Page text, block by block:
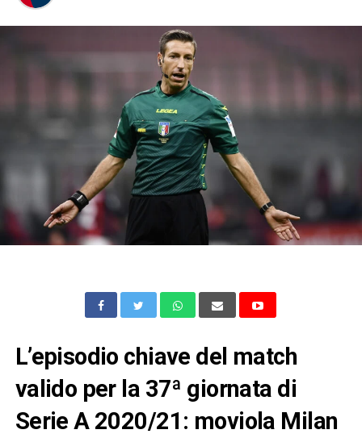
L’episodio chiave del match
valido per la 37ª giornata di
Serie A 2020/21: moviola Milan